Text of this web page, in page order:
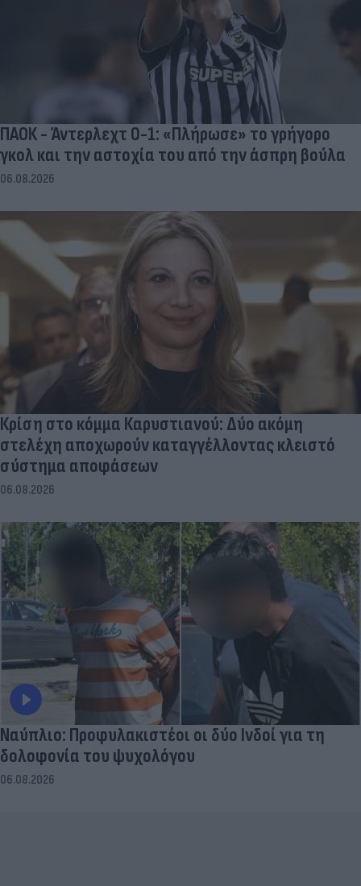
ΠΑΟΚ - Άντερλεχτ 0-1: «Πλήρωσε» το γρήγορο
γκολ και την αστοχία του από την άσπρη βούλα
06.08.2026
Κρίση στο κόμμα Καρυστιανού: Δύο ακόμη
στελέχη αποχωρούν καταγγέλλοντας κλειστό
σύστημα αποφάσεων
06.08.2026
Ναύπλιο: Προφυλακιστέοι οι δύο Ινδοί για τη
δολοφονία του ψυχολόγου
06.08.2026